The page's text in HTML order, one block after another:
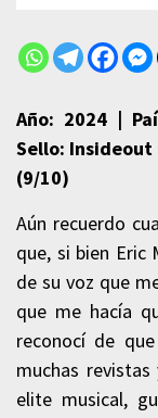
Año: 2024 |
Sello: Insideout
(9/10)
Aún recuerdo
que, si bien Eric
de su voz que
que me hacía
reconocí de
muchas
elite musical,